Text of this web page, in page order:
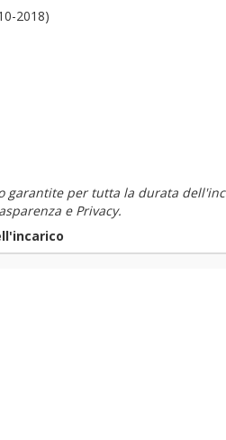
2018)
per tutta la durata
e Privacy.